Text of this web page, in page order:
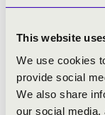
This website
We use cookies
provide social
We also share
our social media,
Aram
lengyel
kiváló
Pendereckától
jeleként